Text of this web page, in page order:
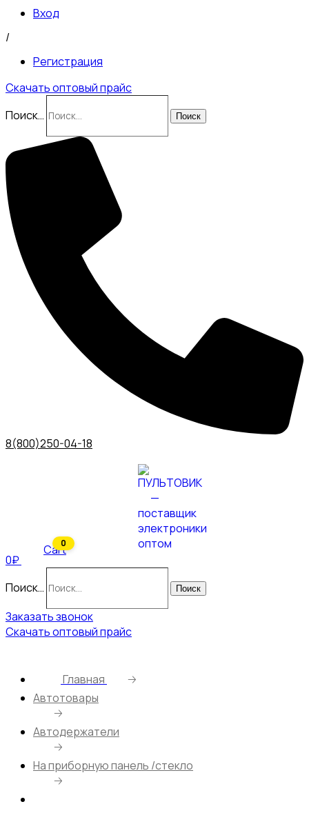
Вход
/
Регистрация
Скачать оптовый прайс
Поиск…
Поиск
8(800)250-04-18
0₽
0
Cart
Поиск… Поиск
Заказать звонок
Скачать оптовый прайс
Главная
🡢
Автотовары
🡢
Автодержатели
🡢
На приборную панель /стекло
🡢